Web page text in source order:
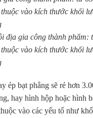
vào kích thước khối
địa gia công thành phẩm:
vào kích thước khối
ép bạt phẳng sẽ rẻ hơn
hay hình hộp hoặc hình
vào các yếu tố như